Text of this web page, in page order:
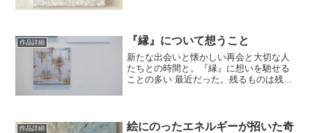
作品詳細 『縁』について想うこと
新たな出会いと懐かしい再会と大切な人
たちとの時間と。『縁』に想いを馳せる
ことの多い 最近だった。残るものは残る
ることもある。そこから始...
作品詳細
絵にのったエネルギーが招いた奇